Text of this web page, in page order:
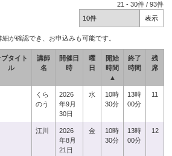
21 -30件 /93件
が確認でき、お申込みも可能です。
タイト
ル
講師
名
開催日
時
曜
日
開始
時間
▲
終了
時間
残
席
くら
のう
2026
年9月
30日
水
10時
30分
13時
00分
11
江川
2026
年8月
21日
金
10時
30分
13時
00分
12